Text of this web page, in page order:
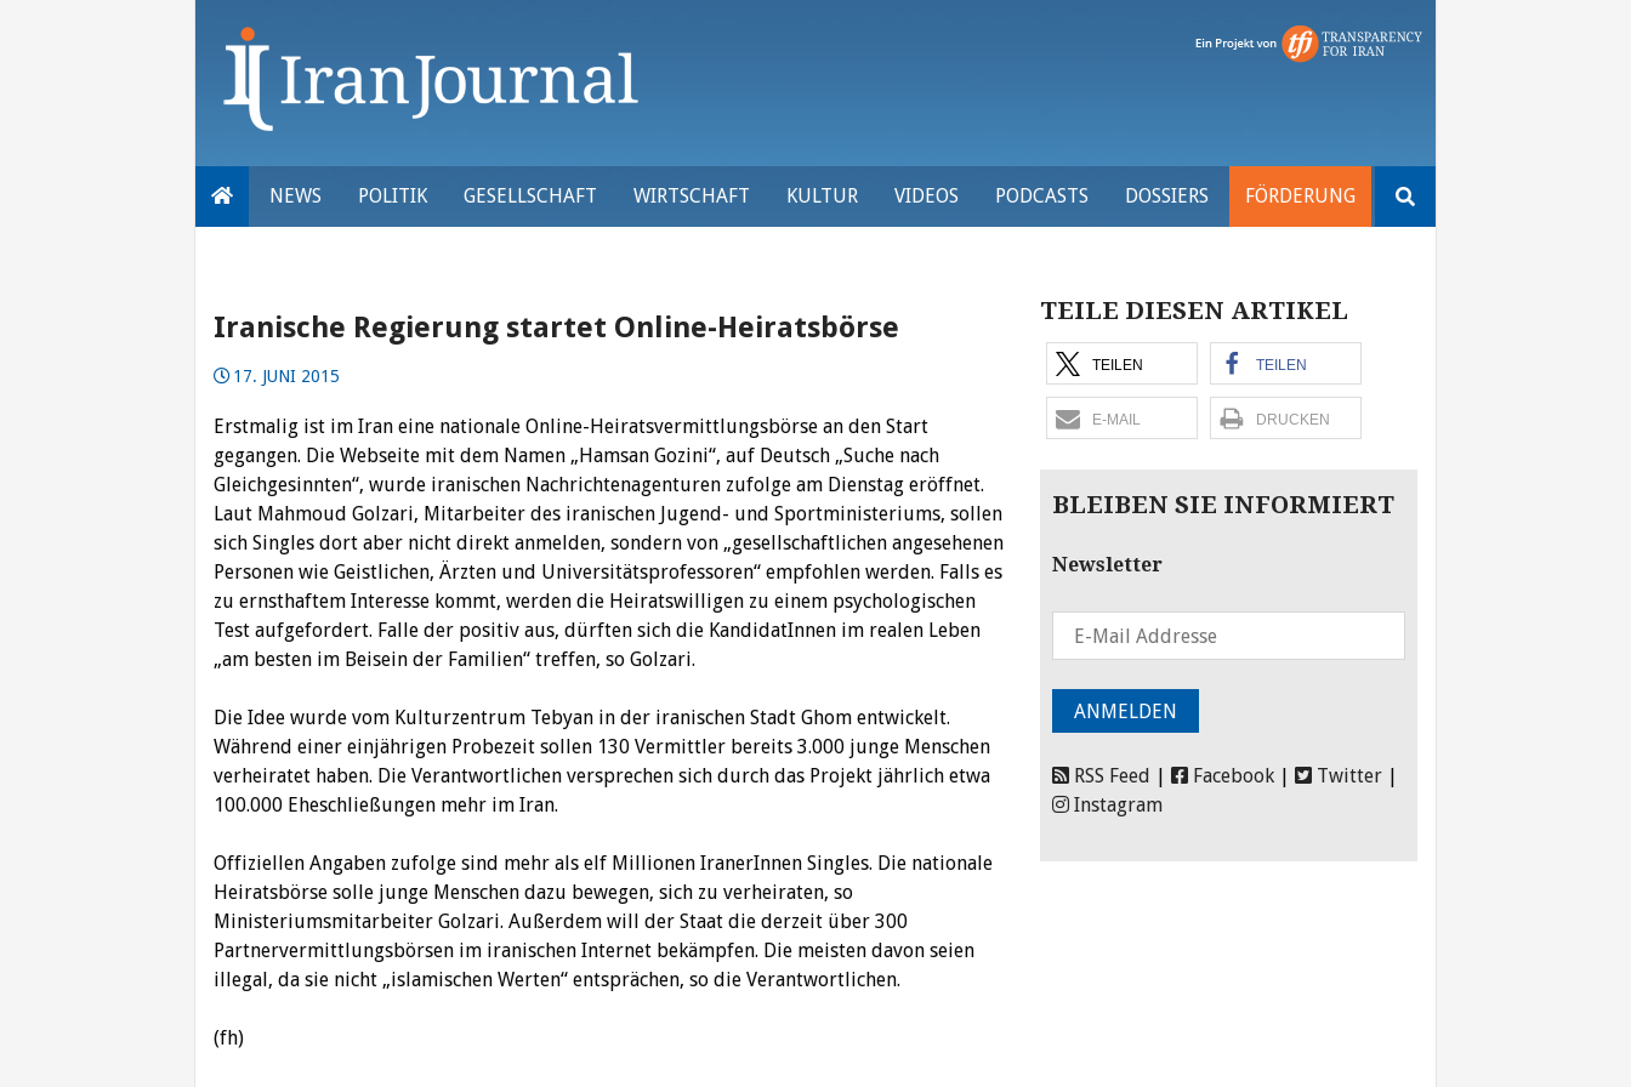
NEWS POLITIK GESELLSCHAFT WIRTSCHAFT KULTUR VIDEOS PODCASTS DOSSIERS FÖRDERUNG
nach:
Iranische Regierung startet Online-Heiratsbörse
17. JUNI 2015
Erstmalig ist im Iran eine nationale Online-Heiratsvermittlungsbörse an den Start
gegangen. Die Webseite mit dem Namen „Hamsan Gozini“, auf Deutsch „Suche nach
Gleichgesinnten“, wurde iranischen Nachrichtenagenturen zufolge am Dienstag eröffnet.
Laut Mahmoud Golzari, Mitarbeiter des iranischen Jugend- und Sportministeriums, sollen
sich Singles dort aber nicht direkt anmelden, sondern von „gesellschaftlichen angesehenen
Personen wie Geistlichen, Ärzten und Universitätsprofessoren“ empfohlen werden. Falls es
zu ernsthaftem Interesse kommt, werden die Heiratswilligen zu einem psychologischen
Test aufgefordert. Falle der positiv aus, dürften sich die KandidatInnen im realen Leben
„am besten im Beisein der Familien“ treffen, so Golzari.
Die Idee wurde vom Kulturzentrum Tebyan in der iranischen Stadt Ghom entwickelt.
Während einer einjährigen Probezeit sollen 130 Vermittler bereits 3.000 junge Menschen
verheiratet haben. Die Verantwortlichen versprechen sich durch das Projekt jährlich etwa
100.000 Eheschließungen mehr im Iran.
Offiziellen Angaben zufolge sind mehr als elf Millionen IranerInnen Singles. Die nationale
Heiratsbörse solle junge Menschen dazu bewegen, sich zu verheiraten, so
Ministeriumsmitarbeiter Golzari. Außerdem will der Staat die derzeit über 300
Partnervermittlungsbörsen im iranischen Internet bekämpfen. Die meisten davon seien
illegal, da sie nicht „islamischen Werten“ entsprächen, so die Verantwortlichen.
(fh)
TEILE DIESEN ARTIKEL
TEILEN TEILEN
E-MAIL DRUCKEN
BLEIBEN SIE INFORMIERT
Newsletter
RSS Feed Facebook Twitter
Instagram